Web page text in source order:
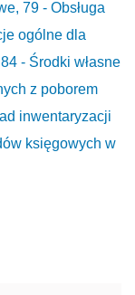
79 - Obsługa
ogólne dla
- Środki własne
z poborem
inwentaryzacji
księgowych w